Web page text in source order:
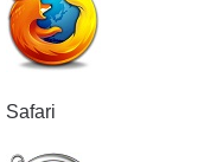
Safari